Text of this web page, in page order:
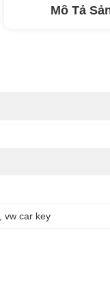
Mô Tả
, vw car key